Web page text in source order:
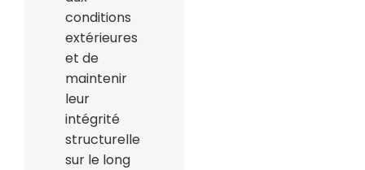
conditions
extérieures
et de
maintenir
leur
intégrité
structurelle
sur le long